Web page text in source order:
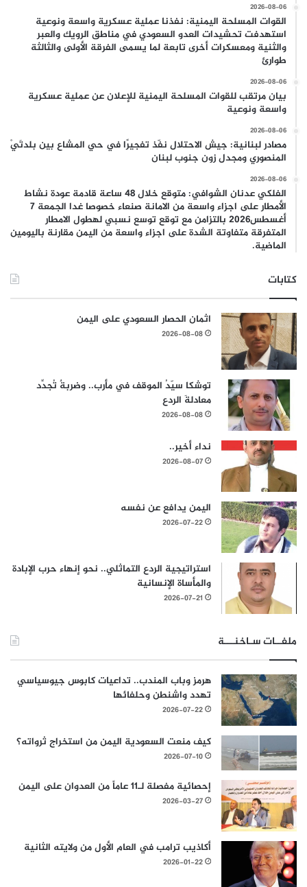
2026-08-06
القوات المسلحة اليمنية: نفذنا عملية عسكرية واسعة ونوعية
استهدفت تحشيدات العدو السعودي في مناطق الرويك والعبر
والثنية ومعسكرات أخرى تابعة لما يسمى الفرقة الأولى والثالثة
طوارئ
2026-08-06
بيان مرتقب للقوات المسلحة اليمنية للإعلان عن عملية عسكرية
واسعة ونوعية
2026-08-06
مصادر لبنانية: جيش الاحتلال نفّذ تفجيرًا في حي المشاع بين بلدتَيْ
المنصوري ومجدل زون جنوب لبنان
2026-08-06
الفلكي عدنان الشوافي: متوقع خلال 48 ساعة قادمة عودة نشاط
الأمطار على اجزاء واسعة من الامانة صنعاء خصوصا غدا الجمعة 7
أغسطس2026 بالتزامن مع توقع توسع نسبي لهطول الامطار
المتفرقة متفاوتة الشدة على اجزاء واسعة من اليمن مقارنة باليومين
الماضية.
كتابات
اثمان الحصار السعودي على اليمن
2026-08-08
توشكا سيّدُ الموقف في مأرب.. وضربةٌ تُجدِّد
معادلةَ الردع
2026-08-08
نداء أخير..
2026-08-07
اليمن يدافع عن نفسه
2026-07-22
استراتيجية الردع التماثلي.. نحو إنهاء حرب الإبادة
والمأساة الإنسانية
2026-07-21
ملفــات سـاخنـــة
هرمز وباب المندب.. تداعيات كابوس جيوسياسي
تهدد واشنطن وحلفائها
2026-07-22
كيف منعت السعودية اليمن من استخراج ثرواته؟
2026-07-10
إحصائية مفصلة لـ11 عاماً من العدوان على اليمن
2026-03-27
أكاذيب ترامب في العام الأول من ولايته الثانية
2026-01-22